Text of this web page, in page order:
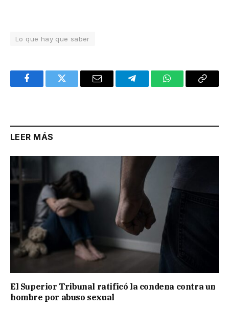
Lo que hay que saber
FacebookTwitter Email TelegramWhatsAppCopy
LEER MÁS
El Superior Tribunal ratificó la condena contra un
hombre por abuso sexual